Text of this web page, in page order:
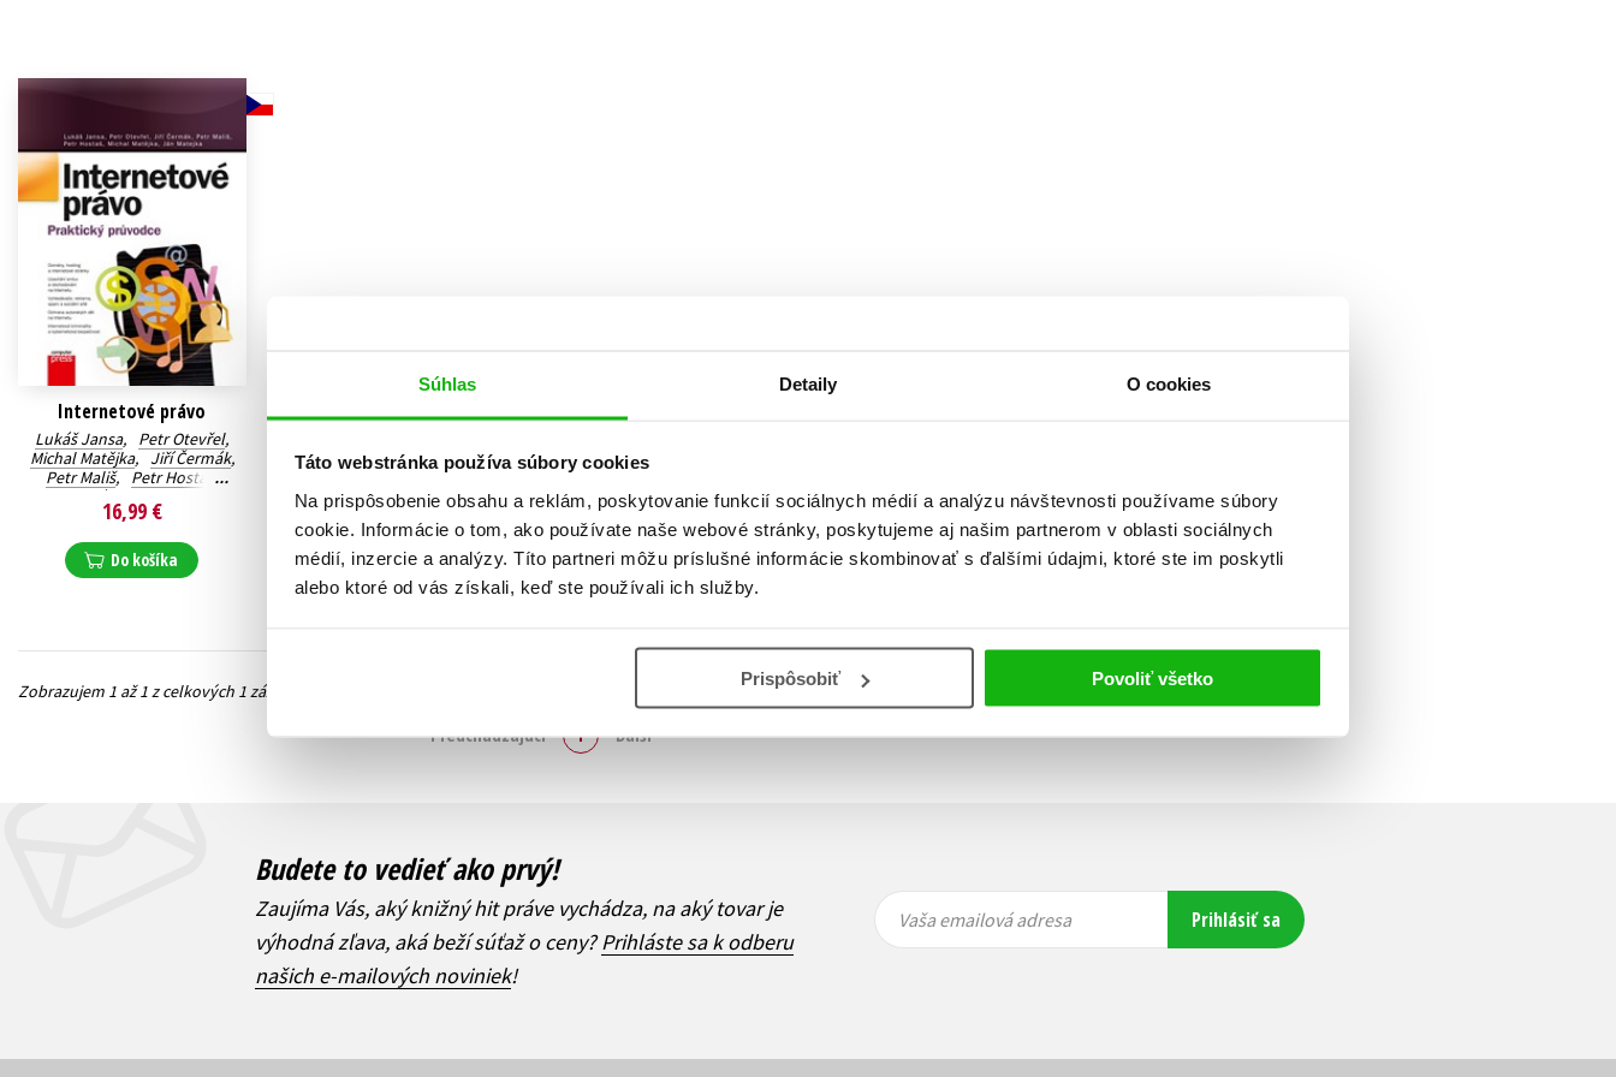
Súhlas Detaily O cookies
Táto webstránka používa súbory cookies
Na prispôsobenie obsahu a reklám, poskytovanie funkcií sociálnych médií a analýzu návštevnosti používame súbory
cookie. Informácie o tom, ako používate naše webové stránky, poskytujeme aj našim partnerom v oblasti sociálnych
médií, inzercie a analýzy. Títo partneri môžu príslušné informácie skombinovať s ďalšími údajmi, ktoré ste im poskytli
alebo ktoré od vás získali, keď ste používali ich služby.
Prispôsobiť Povoliť všetko
Beletria pre dospelých
Internetové právo
Lukáš Jansa, Petr Otevřel,
Michal Matějka, Jiří Čermák,
Petr Mališ, Petr Hostaš ,
Ján Matejka
16,99 €
Do košíka
Zobraz záznamov
Zobrazujem 1 až 1 z celkových 1 záznamov
Predchádzajúci 1 Ďalší
Budete to vedieť ako prvý!
Zaujíma Vás, aký knižný hit práve vychádza, na aký tovar je
výhodná zľava, aká beží súťaž o ceny?Prihláste sa k odberu
našich e-mailových noviniek!
Vaša
emailová
Vaša
emailová
Vaša emailová adresa Prihlásiť sa